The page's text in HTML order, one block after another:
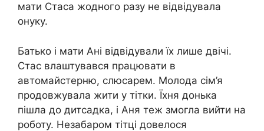
мати Стаса жодного разу не відвідувала
онуку.
Батько і мати Ані відвідували їх лише двічі.
Стас влаштувався працювати в
автомайстерню, слюсарем. Молода сім’я
продовжувала жити у тітки. Їхня донька
пішла до дитсадка, і Аня теж змогла вийти на
роботу. Незабаром тітці довелося